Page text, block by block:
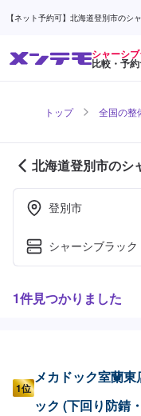
【ネット予約可】北海道登別市のシ
シャーシ
比較・予
トップ 全国の整
北海道登別市のシ
対応店舗紹介 (1ペ
登別市
シャーシブラッ
1件見つかりました
1位
メカドック室蘭
ック (下回り防錆